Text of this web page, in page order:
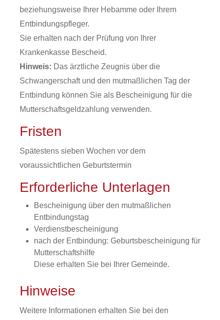
beziehungsweise Ihrer Hebamme oder Ihrem
Entbindungspfleger.
Sie erhalten nach der Prüfung von Ihrer
Krankenkasse Bescheid.
Hinweis: Das ärztliche Zeugnis über die
Schwangerschaft und den mutmaßlichen Tag der
Entbindung können Sie als Bescheinigung für die
Mutterschaftsgeldzahlung verwenden.
Fristen
Spätestens sieben Wochen vor dem
voraussichtlichen Geburtstermin
Erforderliche Unterlagen
Bescheinigung über den mutmaßlichen
Entbindungstag
Verdienstbescheinigung
nach der Entbindung: Geburtsbescheinigung für
Mutterschaftshilfe
Diese erhalten Sie bei Ihrer Gemeinde.
Hinweise
Weitere Informationen erhalten Sie bei den